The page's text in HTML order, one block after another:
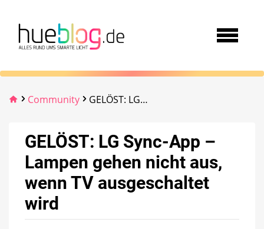
Community GELÖST: LG Sync-App – Lampen gehen nicht aus, wenn TV ausgeschaltet wird
GELÖST: LG Sync-App –
Lampen gehen nicht aus,
wenn TV ausgeschaltet
wird